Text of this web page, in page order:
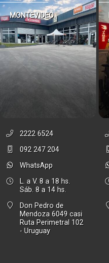
MONTEVIDEO
2222 6524
092 247 204
WhatsApp
L. a V. 8 a 18 hs.
Sáb. 8 a 14 hs.
Don Pedro de
Mendoza 6049 casi
Ruta Perimetral 102
- Uruguay